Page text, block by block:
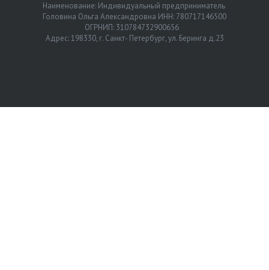
Наименование: Индивидуальный предприниматель
Головина Ольга Александровна ИНН: 780717146500
ОГРНИП: 310784732900656
Адрес: 198330, г. Санкт- Петербург, ул. Беринга д.23